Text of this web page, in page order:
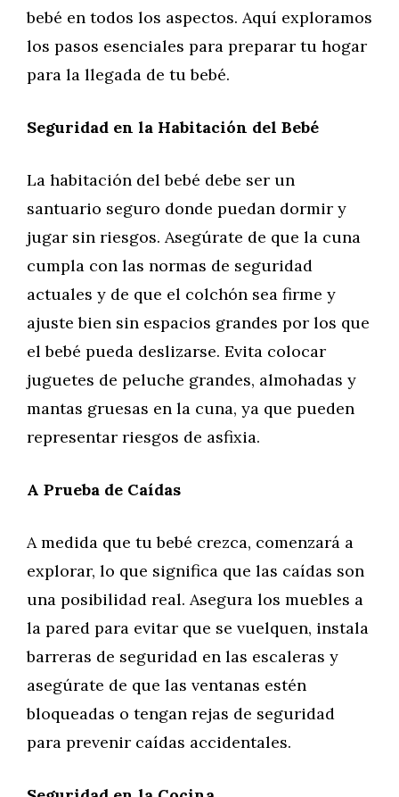
bebé en todos los aspectos. Aquí exploramos
los pasos esenciales para preparar tu hogar
para la llegada de tu bebé.
Seguridad en la Habitación del Bebé
La habitación del bebé debe ser un
santuario seguro donde puedan dormir y
jugar sin riesgos. Asegúrate de que la cuna
cumpla con las normas de seguridad
actuales y de que el colchón sea firme y
ajuste bien sin espacios grandes por los que
el bebé pueda deslizarse. Evita colocar
juguetes de peluche grandes, almohadas y
mantas gruesas en la cuna, ya que pueden
representar riesgos de asfixia.
A Prueba de Caídas
A medida que tu bebé crezca, comenzará a
explorar, lo que significa que las caídas son
una posibilidad real. Asegura los muebles a
la pared para evitar que se vuelquen, instala
barreras de seguridad en las escaleras y
asegúrate de que las ventanas estén
bloqueadas o tengan rejas de seguridad
para prevenir caídas accidentales.